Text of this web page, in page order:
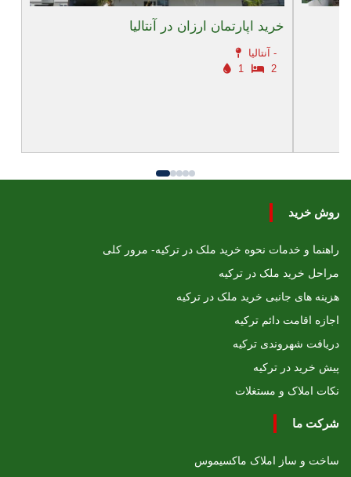
خرید اپارتمان ارزان در آنتالیا
آنتالیا -
2
1
روش خرید
راهنما و خدمات نحوه خرید ملک در ترکیه- مرور کلی
مراحل خرید ملک در ترکیه
هزینه های جانبی خرید ملک در ترکیه
اجازه اقامت دائم ترکیه
دریافت شهروندی ترکیه
پیش خرید در ترکیه
نکات املاک و مستغلات
شرکت ما
ساخت و ساز املاک ماکسیموس